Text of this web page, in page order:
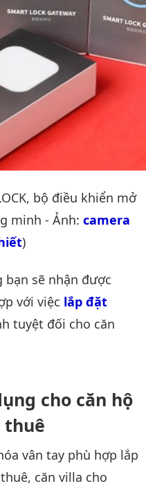
bộ điều khiển mở
minh - Ảnh: camera
)
sẽ nhận được
với việc lắp đặt
tuyệt đối cho căn
cho căn hộ
thuê
vân tay phù hợp lắp
căn villa cho